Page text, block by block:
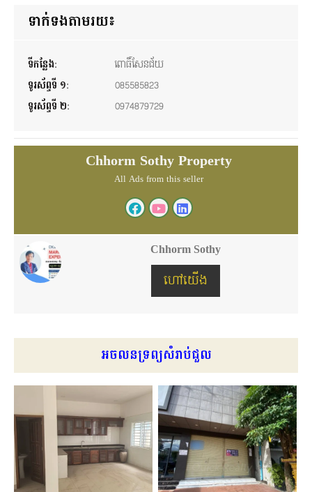
ទាក់ទងតាមរយ៖
ទីកន្លែង:
ពោធិ៍សែនជ័យ
ទូរស័ព្ទទី ១:
085585823
ទូរស័ព្ទទី ២:
0974879729
Chhorm Sothy Property
All Ads from this seller
Chhorm Sothy
ហៅយើង
អចលនទ្រព្យសំរាប់ជួល